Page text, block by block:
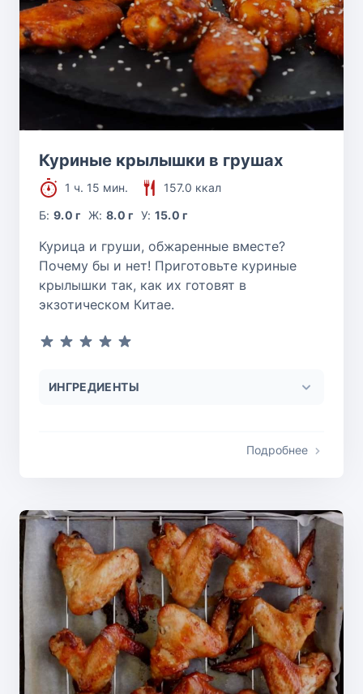
Куриные крылышки в грушах
1 ч. 15 мин.
157.0 ккал
Б:9.0 г Ж: 8.0 г У: 15.0 г
Курица и груши, обжаренные вместе?
Почему бы и нет! Приготовьте куриные
крылышки так, как их готовят в
экзотическом Китае.
ИНГРЕДИЕНТЫ
Подробнее